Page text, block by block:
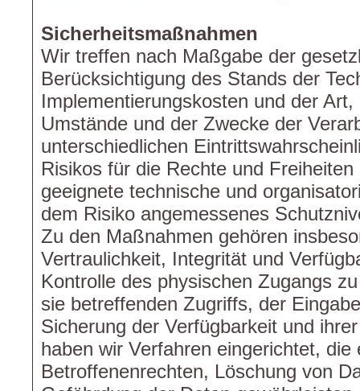
Sicherheitsmaßnahmen
Wir treffen nach Maßgabe der
Berücksichtigung des Stands der
Implementierungskosten und der
Umstände und der Zwecke der
unterschiedlichen
Risikos für die Rechte und
geeignete technische und
dem Risiko angemessenes
Zu den Maßnahmen gehören
Vertraulichkeit, Integrität und
Kontrolle des physischen Zugangs
sie betreffenden Zugriffs, der
Sicherung der Verfügbarkeit und
haben wir Verfahren eingerichtet,
Betroffenenrechten, Löschung von